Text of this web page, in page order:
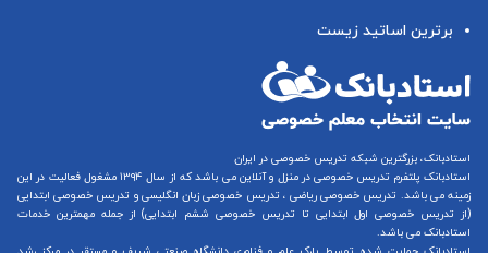
برترین اساتید زیست
استادبانک، بزرگترین شبکه تدریس خصوصی در ایران
استادبانک پلتفرم تدریس خصوصی در منزل و آنلاین
می باشد که از سال ۱۳۹۴ مشغول فعالیت در این
زمینه می باشد. تدریس خصوصی ریاضی ، تدریس خصوصی زبان انگلیسیو تدریس خصوصی ابتدایی
(از تدریس خصوصی اول ابتدایی تا تدریس خصوصی ششم ابتدایی) از جمله مهمترین خدمات
استادبانک می باشد.